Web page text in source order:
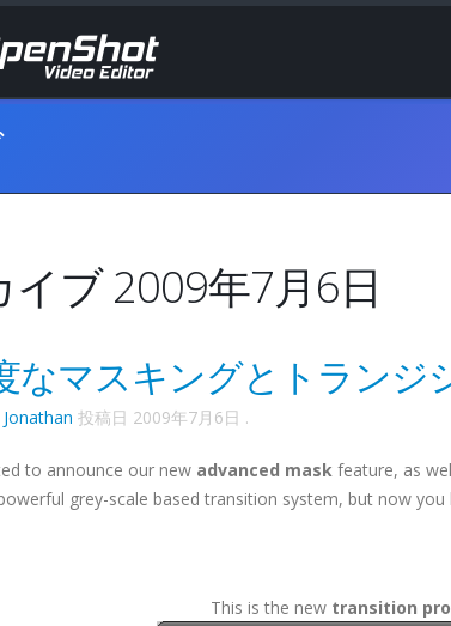
イブ 2009年7月6日
なマスキングとトランジ
Jonathan 投稿日 2009年7月6日 .
to announce our new advanced mask feature, as
grey-scale based transition system, but now
This is the new transition